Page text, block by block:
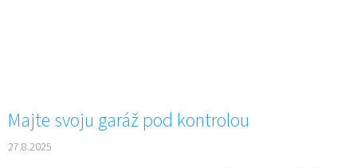
Majte svoju garáž pod kontrolou
27.8.2025